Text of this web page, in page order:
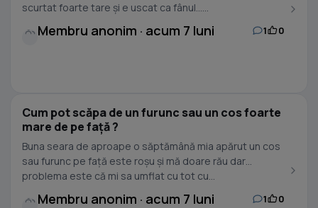
scurtat foarte tare și e uscat ca fânul......
Membru anonim · acum 7 luni 1 0
Cum pot scăpa de un furunc sau un cos foarte
mare de pe față ?
Buna seara de aproape o săptămână mia apărut un cos
sau furunc pe față este roșu și mă doare rău dar
problema este că mi sa umflat cu tot cu...
Membru anonim · acum 7 luni 1 0